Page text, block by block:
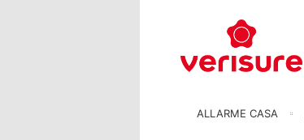
ALLARME CASA